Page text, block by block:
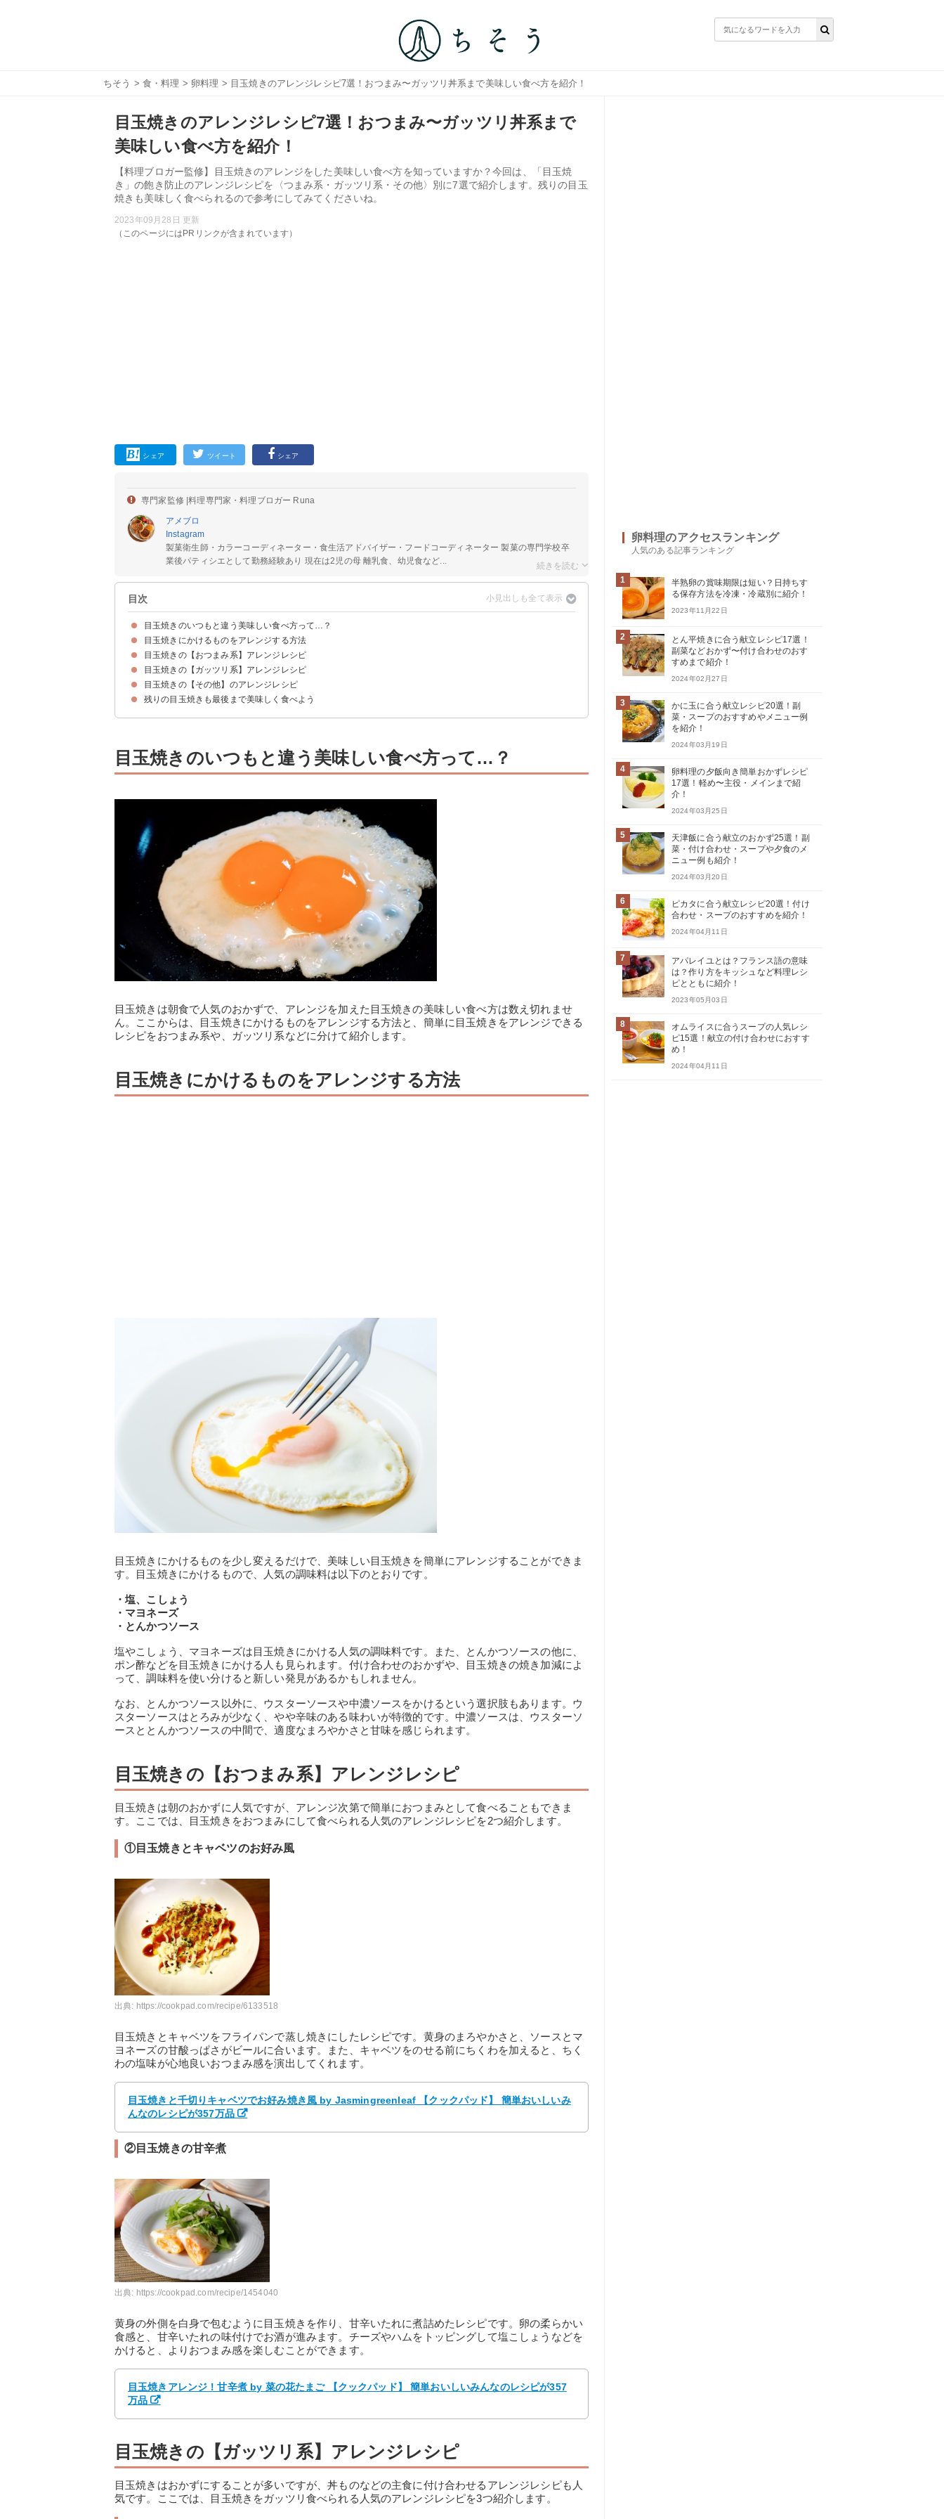
ちそう > 食・料理 > 卵料理 > 目玉焼きのアレンジレシピ7選！おつまみ〜ガッツリ丼系まで美味しい食べ方を紹介！
目玉焼きのアレンジレシピ7選！おつまみ〜ガッツリ丼系まで
美味しい食べ方を紹介！
【料理ブロガー監修】目玉焼きのアレンジをした美味しい食べ方を知っていますか？今回は、「目玉焼
き」の飽き防止のアレンジレシピを〈つまみ系・ガッツリ系・その他〉別に7選で紹介します。残りの目玉
焼きも美味しく食べられるので参考にしてみてくださいね。
2023年09月28日 更新
（このページにはPRリンクが含まれています）
シェア ツイート シェア
専門家監修 |料理専門家・料理ブロガー Runa
アメブロ
Instagram
製菓衛生師・カラーコーディネーター・食生活アドバイザー・フードコーディネーター 製菓の専門学校卒
業後パティシエとして勤務経験あり 現在は2児の母 離乳食、幼児食など...
目次
目玉焼きのいつもと違う美味しい食べ方って…？
目玉焼きにかけるものをアレンジする方法
目玉焼きの【おつまみ系】アレンジレシピ
①目玉焼きとキャベツのお好み風
②目玉焼きの甘辛煮
目玉焼きの【ガッツリ系】アレンジレシピ
①そぼろ入り目玉焼き丼
②目玉焼きバタートースト
③モッツァレラ入り目玉焼きとアスパラのペンネ
目玉焼きの【その他】のアレンジレシピ
①ほうれん草とベーコンの巣ごもり卵
②チーズ入り目玉焼き
残りの目玉焼きも最後まで美味しく食べよう
目玉焼きのいつもと違う美味しい食べ方って…？
目玉焼きは朝食で人気のおかずで、アレンジを加えた目玉焼きの美味しい食べ方は数え切れませ
ん。ここからは、目玉焼きにかけるものをアレンジする方法と、簡単に目玉焼きをアレンジできる
レシピをおつまみ系や、ガッツリ系などに分けて紹介します。
目玉焼きにかけるものをアレンジする方法
目玉焼きにかけるものを少し変えるだけで、美味しい目玉焼きを簡単にアレンジすることができま
す。目玉焼きにかけるもので、人気の調味料は以下のとおりです。
・塩、こしょう
・マヨネーズ
・とんかつソース
塩やこしょう、マヨネーズは目玉焼きにかける人気の調味料です。また、とんかつソースの他に、
ポン酢などを目玉焼きにかける人も見られます。付け合わせのおかずや、目玉焼きの焼き加減によ
って、調味料を使い分けると新しい発見があるかもしれません。
なお、とんかつソース以外に、ウスターソースや中濃ソースをかけるという選択肢もあります。ウ
スターソースはとろみが少なく、やや辛味のある味わいが特徴的です。中濃ソースは、ウスターソ
ースととんかつソースの中間で、適度なまろやかさと甘味を感じられます。
目玉焼きの【おつまみ系】アレンジレシピ
目玉焼きは朝のおかずに人気ですが、アレンジ次第で簡単におつまみとして食べることもできま
す。ここでは、目玉焼きをおつまみにして食べられる人気のアレンジレシピを2つ紹介します。
①目玉焼きとキャベツのお好み風
出典: https://cookpad.com/recipe/6133518
目玉焼きとキャベツをフライパンで蒸し焼きにしたレシピです。黄身のまろやかさと、ソースとマ
ヨネーズの甘酸っぱさがビールに合います。また、キャベツをのせる前にちくわを加えると、ちく
わの塩味が心地良いおつまみ感を演出してくれます。
目玉焼きと千切りキャベツでお好み焼き風 by Jasmingreenleaf 【クックパッド】 簡単おいしいみ
んなのレシピが357万品
②目玉焼きの甘辛煮
出典: https://cookpad.com/recipe/1454040
黄身の外側を白身で包むように目玉焼きを作り、甘辛いたれに煮詰めたレシピです。卵の柔らかい
食感と、甘辛いたれの味付けでお酒が進みます。チーズやハムをトッピングして塩こしょうなどを
かけると、よりおつまみ感を楽しむことができます。
目玉焼きアレンジ！甘辛煮 by 菜の花たまご 【クックパッド】 簡単おいしいみんなのレシピが357
万品
目玉焼きの【ガッツリ系】アレンジレシピ
目玉焼きはおかずにすることが多いですが、丼ものなどの主食に付け合わせるアレンジレシピも人
気です。ここでは、目玉焼きをガッツリ食べられる人気のアレンジレシピを3つ紹介します。
卵料理のアクセスランキング
人気のある記事ランキング
1
半熟卵の賞味期限は短い？日持ちす
る保存方法を冷凍・冷蔵別に紹介！
2023年11月22日
2
とん平焼きに合う献立レシピ17選！
副菜などおかず〜付け合わせのおす
すめまで紹介！
2024年02月27日
3
かに玉に合う献立レシピ20選！副
菜・スープのおすすめやメニュー例
を紹介！
2024年03月19日
4
卵料理の夕飯向き簡単おかずレシピ
17選！軽め〜主役・メインまで紹
介！
2024年03月25日
5
天津飯に合う献立のおかず25選！副
菜・付け合わせ・スープや夕食のメ
ニュー例も紹介！
2024年03月20日
6
ピカタに合う献立レシピ20選！付け
合わせ・スープのおすすめを紹介！
2024年04月11日
7
アパレイユとは？フランス語の意味
は？作り方をキッシュなど料理レシ
ピとともに紹介！
2023年05月03日
8
オムライスに合うスープの人気レシ
ピ15選！献立の付け合わせにおすす
め！
2024年04月11日